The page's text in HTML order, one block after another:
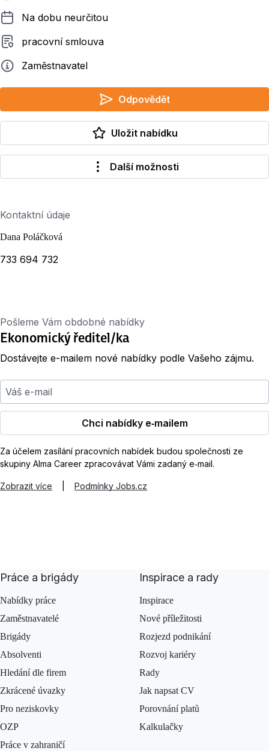
Délka pracovního poměru
Na dobu neurčitou
Typ smluvního vztahu
pracovní smlouva
ZadavatelZaměstnavatel
Odpovědět
Uložit nabídku
Další možnosti
Kontaktní údaje
Dana Poláčková
733 694 732
Pošleme Vám obdobné nabídky
Ekonomický ředitel/ka
Dostávejte e-mailem nové nabídky podle Vašeho zájmu.
Váš e-mail
Chci nabídky e‑mailem
Za účelem zasílání pracovních nabídek budou společnosti ze
skupiny Alma Career zpracovávat Vámi zadaný e‑mail.
Zobrazit více Podmínky Jobs.cz
Práce a brigády
Nabídky práce
Zaměstnavatelé
Brigády
Absolventi
Hledání dle firem
Zkrácené úvazky
Pro neziskovky
OZP
Práce v zahraničí
Inspirace a rady
Inspirace
Nové příležitosti
Rozjezd podnikání
Rozvoj kariéry
Rady
Jak napsat CV
Porovnání platů
Kalkulačky